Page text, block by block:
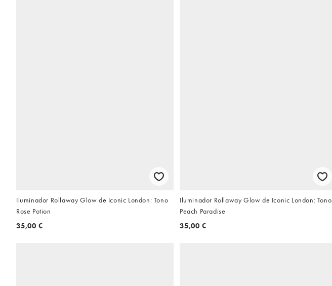
Iluminador Rollaway Glow de Iconic London: Tono
Rose Potion
35,00 €
Iluminador Rollaway Glow de Iconic London: Tono
Peach Paradise
35,00 €